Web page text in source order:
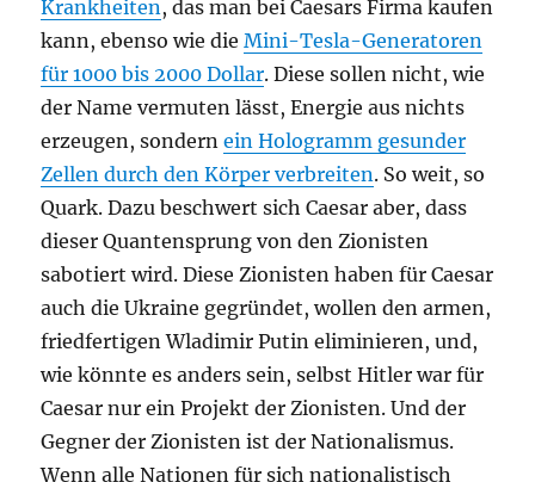
Krankheiten , das man bei Caesars Firma kaufen
kann, ebenso wie dieMini-Tesla-Generatoren
für 1000 bis 2000 Dollar. Diese sollen nicht, wie
der Name vermuten lässt, Energie aus nichts
erzeugen, sondernein Hologramm gesunder
Zellen durch den Körper verbreiten. So weit, so
Quark. Dazu beschwert sich Caesar aber, dass
dieser Quantensprung von den Zionisten
sabotiert wird. Diese Zionisten haben für Caesar
auch die Ukraine gegründet, wollen den armen,
friedfertigen Wladimir Putin eliminieren, und,
wie könnte es anders sein, selbst Hitler war für
Caesar nur ein Projekt der Zionisten. Und der
Gegner der Zionisten ist der Nationalismus.
Wenn alle Nationen für sich nationalistisch